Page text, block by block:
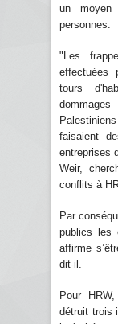
un moyen
personnes.
"Les
effectuées
tours
faisaient
entreprises
Weir,
conflits à
Par
publics les
affirme
dit-il.
Pour
détruit trois